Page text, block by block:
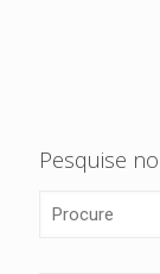
Pesquise